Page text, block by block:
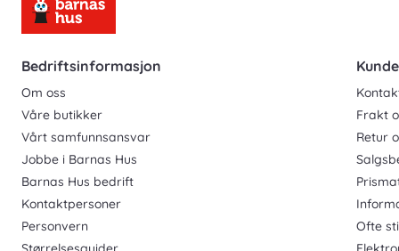
Bedriftsinformasjon
Om oss
Våre butikker
Vårt samfunnsansvar
Jobbe i Barnas Hus
Barnas Hus bedrift
Kontaktpersoner
Personvern
Frakt
Retur
Ofte